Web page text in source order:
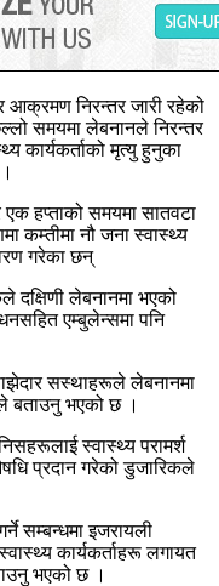
आक्रमण निरन्तर जारी रहेको
समयमा लेबनानले निरन्तर
कार्यकर्ताको मृत्यु हुनुका
हप्ताको समयमा सातवटा
कम्तीमा नौ जना स्वास्थ्य
वरण गरेका छन्
दक्षिणी लेबनानमा भएको
एम्बुलेन्समा पनि
सस्थाहरूले लेबनानमा
बताउनु भएकोछ ।
स्वास्थ्य परामर्श
प्रदान गरेकोडुजारिकले
सम्बन्धमा इजरायली
कार्यकर्ताहरू लगायत
भएको छ ।